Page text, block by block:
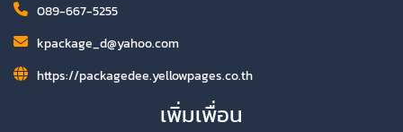
089-667-5255
kpackage_d@yahoo.com
https://packagedee.yellowpages.co.th
เพิ่มเพื่อน